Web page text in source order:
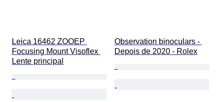
Leica 16462 ZOOEP
Focusing Mount Visoflex
Lente principal
Observation binoculars -
Depois de 2020 - Rolex